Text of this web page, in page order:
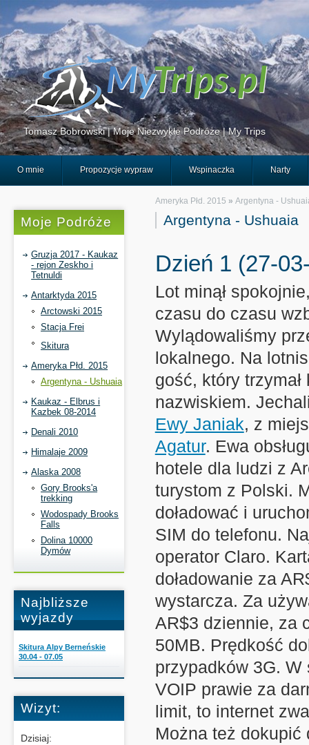
Tomasz Bobrowski | Moje Niezwykłe Podróże | My Trips
O mnie Propozycje wypraw Wspinaczka Narty
Moje Podróże
Gruzja 2017 - Kaukaz
- rejon Zeskho i
Tetnuldi
Antarktyda 2015
Arctowski 2015
Stacja Frei
Skitura
Ameryka Płd. 2015
Argentyna - Ushuaia
Kaukaz - Elbrus i
Kazbek 08-2014
Denali 2010
Himalaje 2009
Alaska 2008
Gory Brooks'a
trekking
Wodospady Brooks
Falls
Dolina 10000
Dymów
Najbliższe
wyjazdy
Skitura Alpy Berneńskie
30.04 - 07.05
Wizyt:
Dzisiaj:
Argentyna - Ushuaia
Ameryka Płd. 2015 » Argentyna -
Dzień 1 (27-
Lot minął
czasu do czasu
Wylądowaliśmy
lokalnego. Na
gość, który
nazwiskiem.
Ewy Janiak, z
Agatur. Ewa
hotele dla ludzi z
turystom z Polski.
doładować i
SIM do telefonu.
operator Claro.
doładowanie za
wystarcza. Za
AR$3 dziennie, za
50MB. Prędkość
przypadków 3G.
VOIP prawie za
limit, to internet
Można też dokupić